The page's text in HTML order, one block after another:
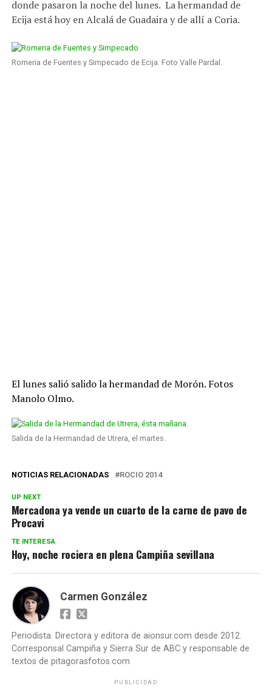
donde pasaron la noche del lunes. La hermandad de
Ecija está hoy en Alcalá de Guadaira y de allí a Coria.
Romeria de Fuentes y Simpecado de Ecija. Foto Valle Pardal.
El lunes salió salido la hermandad de Morón. Fotos
Manolo Olmo.
Salida de la Hermandad de Utrera, el martes.
NOTICIAS RELACIONADAS ROCIO 2014
UP NEXT
Mercadona ya vende un cuarto de la carne de pavo de
Procavi
TE INTERESA
Hoy, noche rociera en plena Campiña sevillana
Carmen González
Periodista. Directora y editora de aionsur.com desde 2012.
Corresponsal Campiña y Sierra Sur de ABC y responsable de
textos de pitagorasfotos.com
PUBLICIDAD